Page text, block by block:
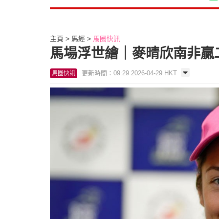
主頁 馬經 馬圈快訊
馬場浮世繪｜麥晴欣南非贏
馬圈快訊 更新時間：09:29 2026-04-29 HKT